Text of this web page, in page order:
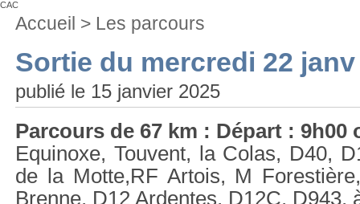
CAC
Vous
êtes
:
Accueil > Les parcours
Sortie du mercredi 22 janv
publié le 15 janvier 2025
Parcours de 67 km : Départ : 9h00
Equinoxe, Touvent, la Colas, D40,
de la Motte,RF Artois, M
Brenne, D12 Ardentes, D12C,